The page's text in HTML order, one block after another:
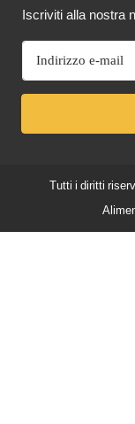
Iscriviti alla nostra
Tutti i diritti